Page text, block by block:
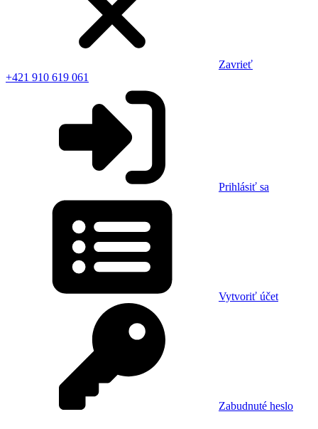
Zavrieť
+421 910 619 061
Prihlásiť sa
Vytvoriť účet
Zabudnuté heslo